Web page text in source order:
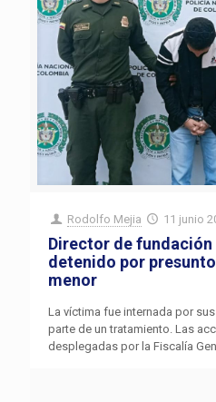
Rodolfo Mejia 11 junio
Director de
detenido por
menor
La víctima fue internada por
parte de un tratamiento. Las
desplegadas por la Fiscalía